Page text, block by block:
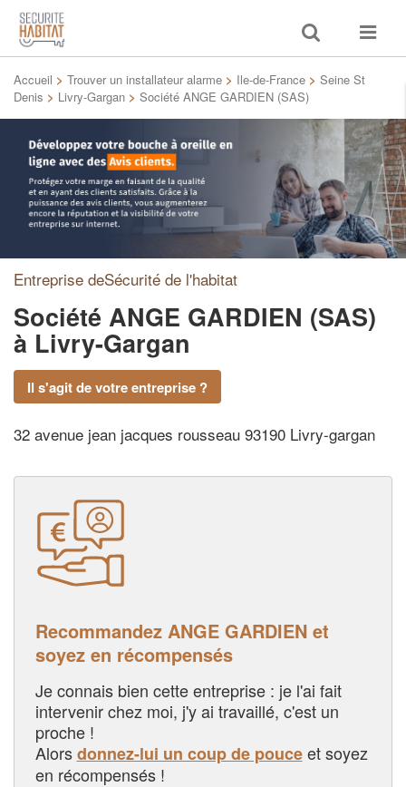
Toggle
search
Toggle
Accueil > Trouver un installateur alarme > Ile-de-France > Seine St
Denis > Livry-Gargan > Société ANGE GARDIEN (SAS)
Entreprise deSécurité de l'habitat
Société ANGE GARDIEN (SAS)
à Livry-Gargan
Il s'agit de votre entreprise ?
32 avenue jean jacques rousseau 93190 Livry-gargan
Recommandez ANGE GARDIEN et
soyez en récompensés
Je connais bien cette entreprise : je l'ai fait
intervenir chez moi, j'y ai travaillé, c'est un
proche !
Alorsdonnez-lui un coup de pouceet soyez
en récompensés !